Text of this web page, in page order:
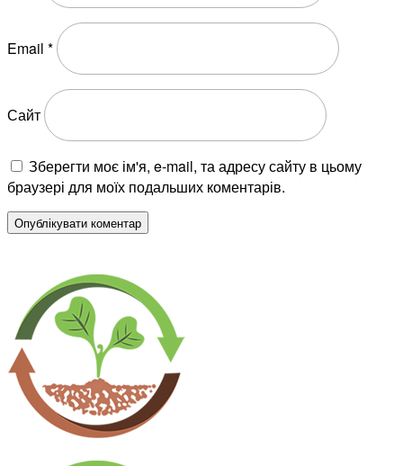
Email *
Сайт
Зберегти моє ім'я, e-mail, та адресу сайту в цьому
браузері для моїх подальших коментарів.